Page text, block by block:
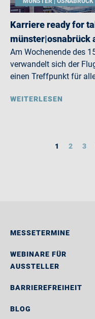
Karriere ready for
münster|osnabrück
Am Wochenende des
verwandelt sich der
einen Treffpunkt für
WEITERLESEN
1 2 3
MESSETERMINE
WEBINARE FÜR
AUSSTELLER
BARRIEREFREIHEIT
BLOG